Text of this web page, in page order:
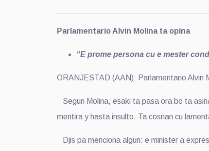
Parlamentario Alvin Molina ta opina
“E prome persona cu e mester
ORANJESTAD (AAN): Parlamentario Alvin
Segun Molina, esaki ta pasa ora bo ta
mentira y hasta insulto. Ta cosnan cu
Djis pa menciona algun: e minister a